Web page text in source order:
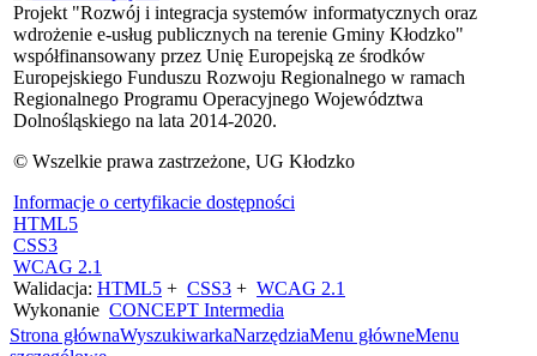
Projekt "Rozwój i integracja systemów informatycznych oraz
wdrożenie e-usług publicznych na terenie Gminy Kłodzko"
współfinansowany przez Unię Europejską ze środków
Europejskiego Funduszu Rozwoju Regionalnego w ramach
Regionalnego Programu Operacyjnego Województwa
Dolnośląskiego na lata 2014-2020.
© Wszelkie prawa zastrzeżone, UG Kłodzko
Informacje o certyfikacie dostępności
HTML5
CSS3
WCAG 2.1
Walidacja: HTML5 + CSS3 + WCAG 2.1
Wykonanie CONCEPT Intermedia
Strona głównaWyszukiwarkaNarzędziaMenu główneMenu